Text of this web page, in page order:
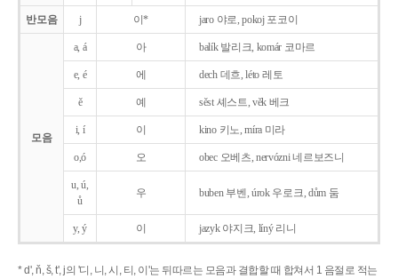
반모음 j 이* jaro 야로, pokoj 포코이
모음
a, á 아 balík 발리크, komár 코마르
e, é 에 dech 데흐, léto 레토
ě 예 sěst 셰스트, věk 베크
i, í 이 kino 키노, míra 미라
o,ó 오 obec 오베츠, nervózni 네르보즈니
u, ú,
ů
우 buben 부벤, úrok 우로크, dům 둠
y, ý 이 jazyk야지크, líný 리니
* d', ň, š, t', j의 '디, 니, 시, 티, 이'는 뒤따르는 모음과 결합할 때 합쳐서 1 음절로 적는